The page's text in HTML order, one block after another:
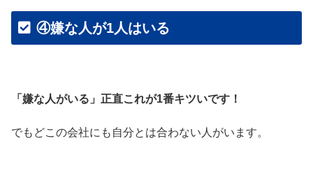
④嫌な人が1人はいる
「嫌な人がいる」正直これが1番キツいです！
でもどこの会社にも自分とは合わない人がいます。